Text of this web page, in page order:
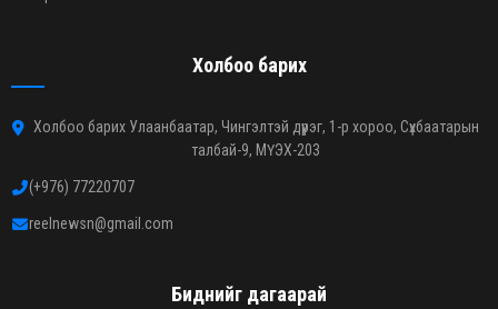
Холбоо барих
Холбоо барих Улаанбаатар, Чингэлтэй дүүрэг, 1-р хороо, Сүхбаатарын
талбай-9, МҮЭХ-203
(+976) 77220707
reelnewsn@gmail.com
Биднийг дагаарай